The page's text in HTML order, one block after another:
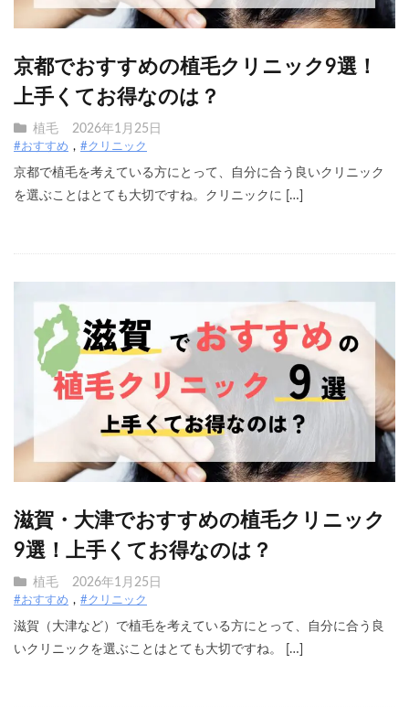
京都でおすすめの植毛クリニック9選！
上手くてお得なのは？
植毛 2026年1月25日
#おすすめ #クリニック
京都で植毛を考えている方にとって、自分に合う良いクリニック
を選ぶことはとても大切ですね。クリニックに […]
滋賀・大津でおすすめの植毛クリニック
9選！上手くてお得なのは？
植毛 2026年1月25日
#おすすめ #クリニック
滋賀（大津など）で植毛を考えている方にとって、自分に合う良
いクリニックを選ぶことはとても大切ですね。 […]